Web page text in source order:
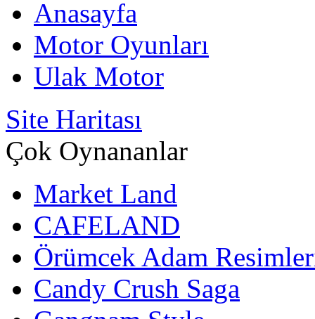
Anasayfa
Motor Oyunları
Ulak Motor
Site Haritası
Çok Oynananlar
Market Land
CAFELAND
Örümcek Adam
Candy Crush Saga